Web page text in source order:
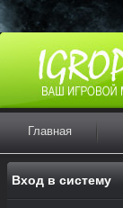
Главная
Вход в систему